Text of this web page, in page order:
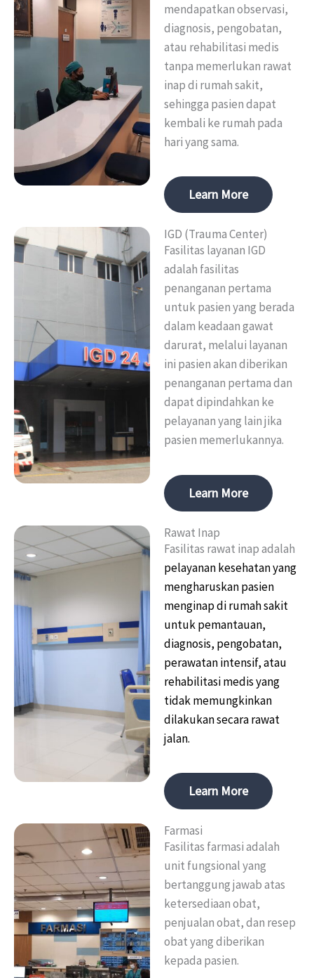
mendapatkan observasi,
diagnosis, pengobatan,
atau rehabilitasi medis
tanpa memerlukan rawat
inap di rumah sakit,
sehingga pasien dapat
kembali ke rumah pada
hari yang sama.
Learn More
IGD (Trauma Center)
Fasilitas layanan IGD
adalah fasilitas
penanganan pertama
untuk pasien yang berada
dalam keadaan gawat
darurat, melalui layanan
ini pasien akan diberikan
penanganan pertama dan
dapat dipindahkan ke
pelayanan yang lain jika
pasien memerlukannya.
Learn More
Rawat Inap
Fasilitas rawat inap adalah
pelayanan kesehatan yang
mengharuskan pasien
menginap di rumah sakit
untuk pemantauan,
diagnosis, pengobatan,
perawatan intensif, atau
rehabilitasi medis yang
tidak memungkinkan
dilakukan secara rawat
jalan.
Learn More
Farmasi
Fasilitas farmasi adalah
unit fungsional yang
bertanggung jawab atas
ketersediaan obat,
penjualan obat, dan resep
obat yang diberikan
kepada pasien.